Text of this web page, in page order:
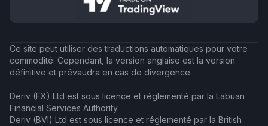
Ce site peut utiliser des traductions automatiques pour votre
commodité. Cependant, la version anglaise est la version
définitive et prévaudra en cas de divergence.
Deriv (FX) Ltd est sous licence et réglementé par la Labuan
Financial Services Authority.
Deriv (BVI) Ltd est sous licence et réglementé par la British